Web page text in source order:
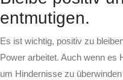
entmutigen.
Es ist wichtig, positiv zu
Power arbeitet. Auch wenn es
um Hindernisse zu